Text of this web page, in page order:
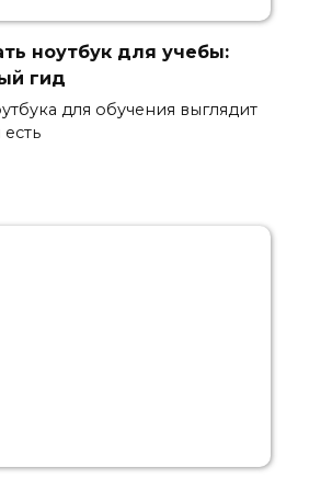
ноутбук для учебы:
гид
для обучения выглядит